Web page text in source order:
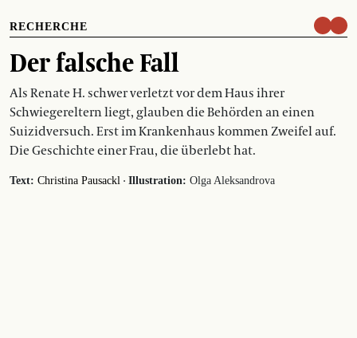
RECHERCHE
Der falsche Fall
Als Renate H. schwer verletzt vor dem Haus ihrer
Schwiegereltern liegt, glauben die Behörden an einen
Suizidversuch. Erst im Krankenhaus kommen Zweifel auf.
Die Geschichte einer Frau, die überlebt hat.
Text: Christina Pausackl · Illustration: Olga Aleksandrova